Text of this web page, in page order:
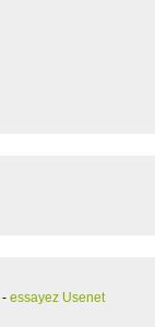
- essayez Usenet